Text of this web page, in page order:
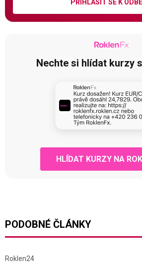
PŘIHLÁSIT SE K
Nechte si hlídat kurzy
HLÍDAT KURZY NA
PODOBNÉ ČLÁNKY
Roklen24